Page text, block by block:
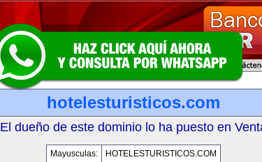
hotelesturisticos.com
El dueño de este dominio lo ha puesto en
Mayusculas:
HOTELESTURISTICOS.COM